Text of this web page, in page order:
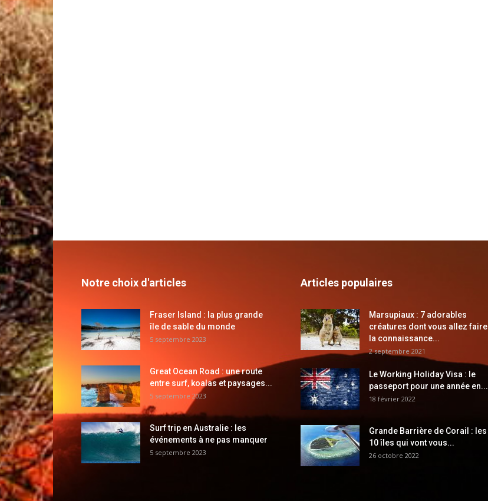
Notre choix d'articles
Fraser Island : la plus grande
île de sable du monde
5 septembre 2023
Great Ocean Road : une route
entre surf, koalas et paysages...
5 septembre 2023
Surf trip en Australie : les
événements à ne pas manquer
5 septembre 2023
Articles populaires
Marsupiaux : 7 adorables
créatures dont vous allez faire
la connaissance...
2 septembre 2021
Le Working Holiday Visa : le
passeport pour une année en...
18 février 2022
Grande Barrière de Corail : les
10 îles qui vont vous...
26 octobre 2022